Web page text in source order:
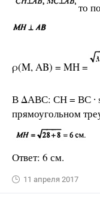
то
ρ(M, AB) = MH =
В ΔАВС: СН = ВС ∙
прямоугольном
Ответ: 6 см.
11 апреля 2017